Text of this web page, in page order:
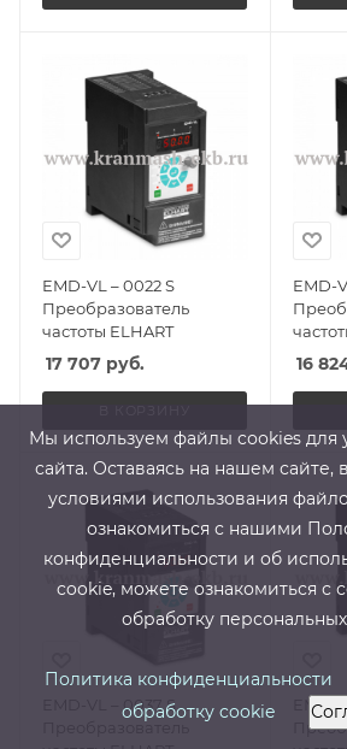
EMD-VL – 0022 S
Преобразователь
частоты ELHART
17 707 руб.
В КОРЗИНУ
EMD-
16
EMD-VL – 0037 S
Преобразователь
EMD-
Мы используем файлы cооkies для
сайта. Оставаясь на нашем сайте,
условиями использования
ознакомиться с нашими
конфиденциальности и об
cookie, можете ознакомиться с
обработку
Политика конфиденциальности
обработку cookie